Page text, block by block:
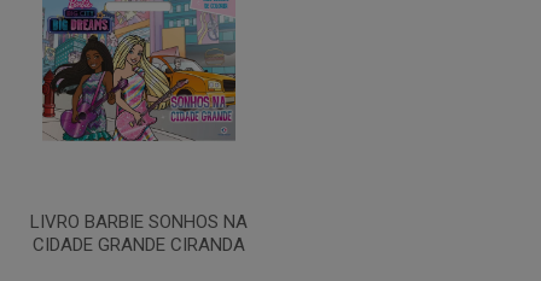
LIVRO BARBIE SONHOS NA
CIDADE GRANDE CIRANDA